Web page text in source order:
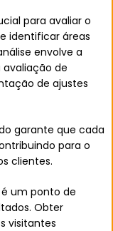
para avaliar o
identificar áreas
envolve a
de
de ajustes
garante que cada
para o
clientes.
um ponto de
Obter
visitantes